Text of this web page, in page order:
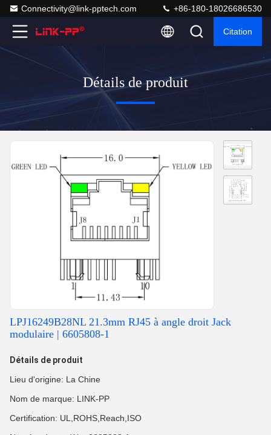
Connectivity@link-pptech.com +86-180-18026686530
Citation
Détails de produit
LPJ16249B28NL 21.3mm RJ45 à angle droit Jack
modulaire | 6605808-1
Détails de produit
Lieu d'origine: La Chine
Nom de marque: LINK-PP
Certification: UL,ROHS,Reach,ISO